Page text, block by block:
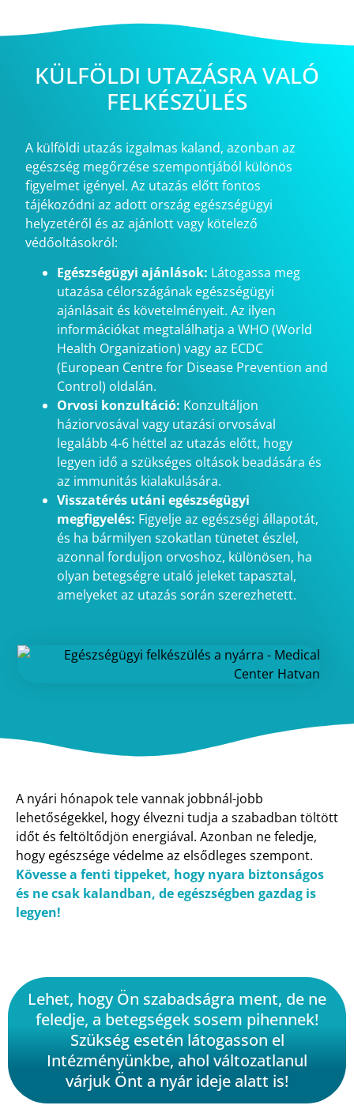
KÜLFÖLDI UTAZÁSRA VALÓ
FELKÉSZÜLÉS
A külföldi utazás izgalmas kaland, azonban az
egészség megőrzése szempontjából különös
figyelmet igényel. Az utazás előtt fontos
tájékozódni az adott ország egészségügyi
helyzetéről és az ajánlott vagy kötelező
védőoltásokról:
Egészségügyi ajánlások: Látogassa meg
utazása célországának egészségügyi
ajánlásait és követelményeit. Az ilyen
információkat megtalálhatja a WHO (World
Health Organization) vagy az ECDC
(European Centre for Disease Prevention and
Control) oldalán.
Orvosi konzultáció: Konzultáljon
háziorvosával vagy utazási orvosával
legalább 4-6 héttel az utazás előtt, hogy
legyen idő a szükséges oltások beadására és
az immunitás kialakulására.
Visszatérés utáni egészségügyi
megfigyelés: Figyelje az egészségi állapotát,
és ha bármilyen szokatlan tünetet észlel,
azonnal forduljon orvoshoz, különösen, ha
olyan betegségre utaló jeleket tapasztal,
amelyeket az utazás során szerezhetett.
A nyári hónapok tele vannak jobbnál-jobb
lehetőségekkel, hogy élvezni tudja a szabadban töltött
időt és feltöltődjön energiával. Azonban ne feledje,
hogy egészsége védelme az elsődleges szempont.
Kövesse a fenti tippeket, hogy nyara biztonságos
és ne csak kalandban, de egészségben gazdag is
legyen!
Lehet, hogy Ön szabadságra ment, de ne
feledje, a betegségek sosem pihennek!
Szükség esetén látogasson el
Intézményünkbe, ahol változatlanul
várjuk Önt a nyár ideje alatt is!